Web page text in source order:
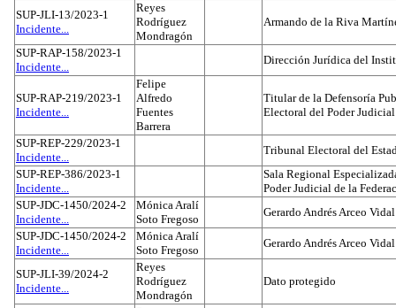
SUP-JLI-13/2023-1
Incidente...
Reyes
Rodríguez
Mondragón
Armando de la Riva
SUP-RAP-158/2023-1
Incidente...
Dirección Jurídica del
SUP-RAP-219/2023-1
Incidente...
Felipe
Alfredo
Fuentes
Barrera
Titular de la Defensoría
Electoral del Poder
SUP-REP-229/2023-1
Incidente...
Tribunal Electoral del
SUP-REP-386/2023-1
Incidente...
Sala Regional
Poder Judicial de la
SUP-JDC-1450/2024-2
Incidente...
Mónica Aralí
Soto Fregoso
Gerardo Andrés Arceo Vidal
SUP-JDC-1450/2024-2
Incidente...
Mónica Aralí
Soto Fregoso
Gerardo Andrés Arceo Vidal
SUP-JLI-39/2024-2
Incidente...
Reyes
Rodríguez
Mondragón
Dato protegido